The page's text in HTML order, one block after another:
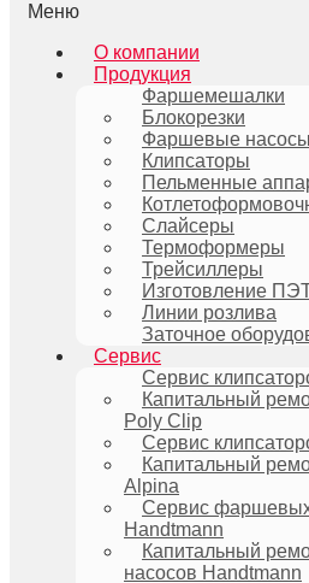
Меню
О компании
Продукция
Фаршемешалки
Блокорезки
Фаршевые насосы
Клипсаторы
Пельменные
Слайсеры
Термоформеры
Трейсиллеры
Изготовление
Линии розлива
Заточное
Сервис
Сервис
Капитальный
Poly Clip
Сервис
Капитальный
Alpina
Сервис
Handtmann
Капитальный
насосов Handtmann